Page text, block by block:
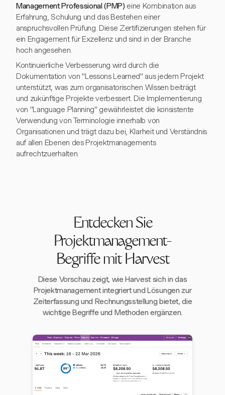
Management Professional (PMP)eine Kombination aus
Erfahrung, Schulung und das Bestehen einer
anspruchsvollen Prüfung. Diese Zertifizierungen stehen für
ein Engagement für Exzellenz und sind in der Branche
hoch angesehen.
Kontinuierliche Verbesserung wird durch die
Dokumentation von "Lessons Learned" aus jedem Projekt
unterstützt, was zum organisatorischen Wissen beiträgt
und zukünftige Projekte verbessert. Die Implementierung
von "Language Planning" gewährleistet die konsistente
Verwendung von Terminologie innerhalb von
Organisationen und trägt dazu bei, Klarheit und Verständnis
auf allen Ebenen des Projektmanagements
aufrechtzuerhalten.
Entdecken Sie
Projektmanagement-
Begriffe mit Harvest
Diese Vorschau zeigt, wie Harvest sich in das
Projektmanagement integriert und Lösungen zur
Zeiterfassung und Rechnungsstellung bietet, die
wichtige Begriffe und Methoden ergänzen.